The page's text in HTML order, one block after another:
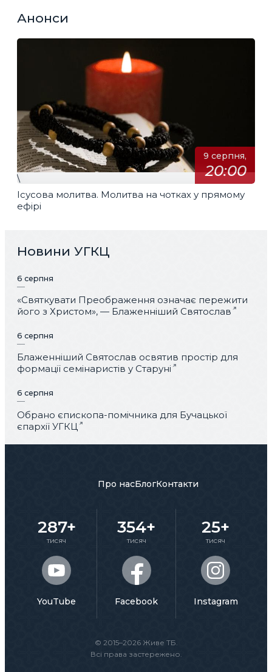
Анонси
9 серпня,
20:00
\
Ісусова молитва. Молитва на чотках у прямому
ефірі
Новини УГКЦ
6 серпня
«Святкувати Преображення означає пережити
його з Христом», — Блаженніший Святослав
6 серпня
Блаженніший Святослав освятив простір для
формації семінаристів у Старуні
6 серпня
Обрано єпископа-помічника для Бучацької
єпархії УГКЦ
© 2015–2026 Живе ТБ.
Всі права застережено.
Про насБлогКонтакти
287+
тисяч
YouTube
354+
тисяч
Facebook
25+
тисяч
Instagram